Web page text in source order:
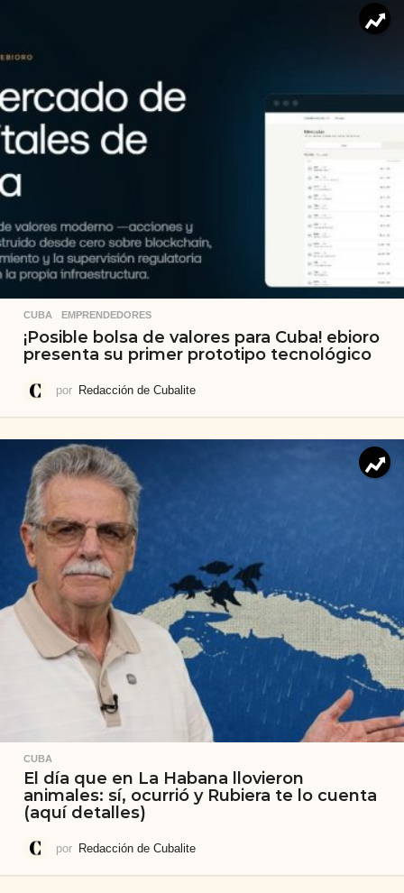
CUBA ,EMPRENDEDORES
¡Posible bolsa de valores para Cuba! ebioro
presenta su primer prototipo tecnológico
por Redacción de Cubalite
CUBA
El día que en La Habana llovieron
animales: sí, ocurrió y Rubiera te lo cuenta
(aquí detalles)
por Redacción de Cubalite